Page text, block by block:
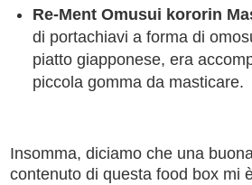
Re-Ment Omusui kororin
di portachiavi a forma di
piatto giapponese, era
piccola gomma da masticare.
Insomma, diciamo che una
contenuto di questa food box mi